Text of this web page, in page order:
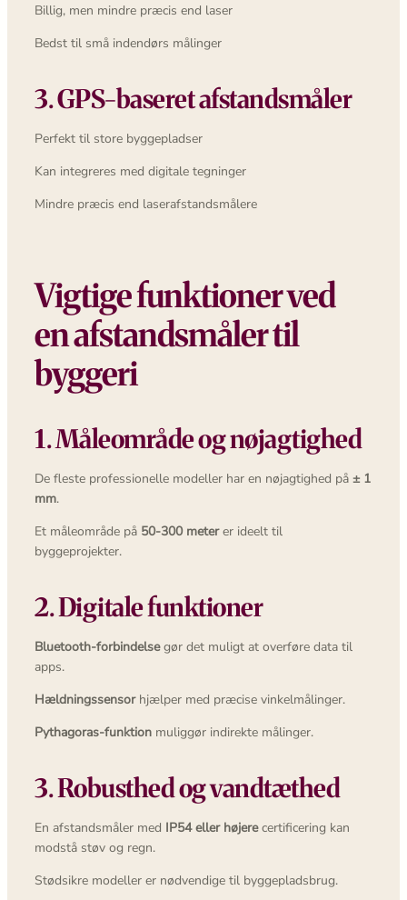
Billig, men mindre præcis end laser
Bedst til små indendørs målinger
3. GPS-baseret afstandsmåler
Perfekt til store byggepladser
Kan integreres med digitale tegninger
Mindre præcis end laserafstandsmålere
Vigtige funktioner ved
en afstandsmåler til
byggeri
1. Måleområde og nøjagtighed
De fleste professionelle modeller har en nøjagtighed på ± 1
mm.
Et måleområde på 50-300 meterer ideelt til
byggeprojekter.
2. Digitale funktioner
Bluetooth-forbindelsegør det muligt at overføre data til
apps.
Hældningssensorhjælper med præcise vinkelmålinger.
Pythagoras-funktion muliggør indirekte målinger.
3. Robusthed og vandtæthed
En afstandsmåler med IP54 eller højerecertificering kan
modstå støv og regn.
Stødsikre modeller er nødvendige til byggepladsbrug.